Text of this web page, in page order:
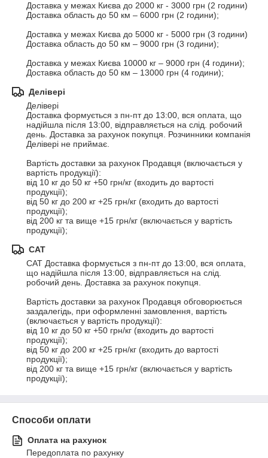
Доставка у межах Києва до 2000 кг - 3000 грн (2 години)
Доставка область до 50 км – 6000 грн (2 години);
Доставка у межах Києва до 5000 кг - 5000 грн (3 години)
Доставка область до 50 км – 9000 грн (3 години);
Доставка у межах Києва 10000 кг – 9000 грн (4 години);
Доставка область до 50 км – 13000 грн (4 години);
Делівері
Делівері
Доставка формується з пн-пт до 13:00, вся оплата, що
надійшла після 13:00, відправляється на слід. робочий
день. Доставка за рахунок покупця. Розчинники компанія
Делівері не приймає.
Вартість доставки за рахунок Продавця (включається у
вартість продукції):
від 10 кг до 50 кг +50 грн/кг (входить до вартості
продукції);
від 50 кг до 200 кг +25 грн/кг (входить до вартості
продукції);
від 200 кг та вище +15 грн/кг (включається у вартість
продукції);
САТ
САТ Доставка формується з пн-пт до 13:00, вся оплата,
що надійшла після 13:00, відправляється на слід.
робочий день. Доставка за рахунок покупця.
Вартість доставки за рахунок Продавця обговорюється
заздалегідь, при оформленні замовлення, вартість
(включається у вартість продукції):
від 10 кг до 50 кг +50 грн/кг (входить до вартості
продукції);
від 50 кг до 200 кг +25 грн/кг (входить до вартості
продукції);
від 200 кг та вище +15 грн/кг (включається у вартість
продукції);
Способи оплати
Оплата на рахунок
Передоплата по рахунку